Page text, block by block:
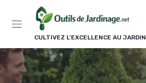
CULTIVEZ L'EXCELLENCE AU JARDIN
Panneau de gestion des cookies